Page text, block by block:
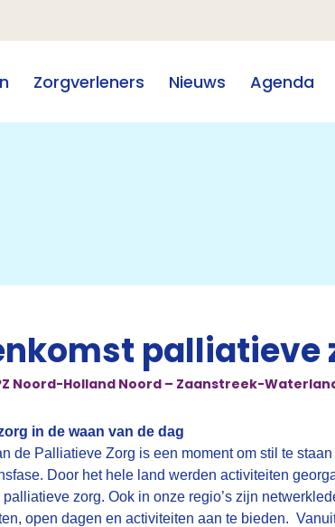
Zorgverleners Nieuws Agenda
palliatieve
Noord-Holland Noord – Zaanstreek-
in de waan van de dag
de Palliatieve Zorg is een moment om stil te
Door het hele land werden activiteiten
zorg. Ook in onze regio’s zijn
open dagen en activiteiten aan te bieden.